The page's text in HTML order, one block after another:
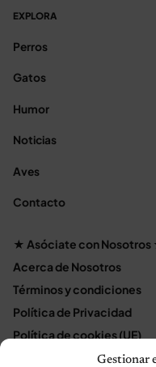
Gestionar
EXPLORA
Perros
Gatos
Humor
Noticias
Aves
Contacto
★ Asóciate con Nosotros
Acerca de Nosotros
Términos y condiciones
Política de Privacidad
Política de cookies (UE)